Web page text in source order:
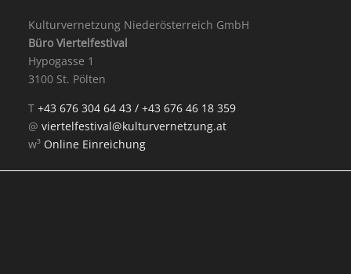
Kulturvernetzung Niederösterreich GmbH
Büro Viertelfestival
Hypogasse 1
3100 St. Pölten
T+43 676 304 64 43 /+43 676 46 18 359
@viertelfestival@kulturvernetzung.at
w³ Online Einreichung